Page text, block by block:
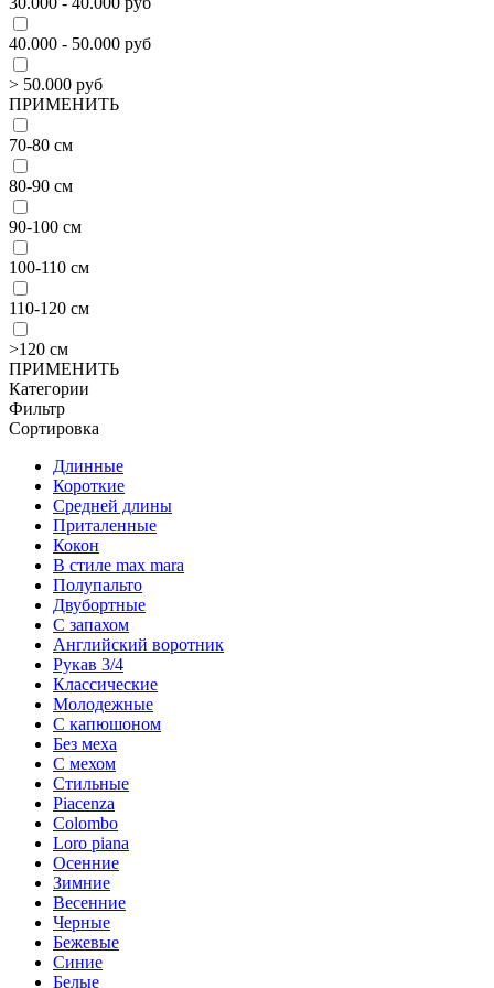
40.000 - 50.000 руб
> 50.000 руб
ПРИМЕНИТЬ
70-80 см
80-90 см
90-100 см
100-110 см
110-120 см
>120 см
ПРИМЕНИТЬ
Категории
Фильтр
Сортировка
Длинные
Короткие
Средней длины
Приталенные
Кокон
В стиле max mara
Полупальто
Двубортные
С запахом
Английский воротник
Рукав 3/4
Классические
Молодежные
С капюшоном
Без меха
С мехом
Стильные
Piacenza
Colombo
Loro piana
Осенние
Зимние
Весенние
Черные
Бежевые
Синие
Белые